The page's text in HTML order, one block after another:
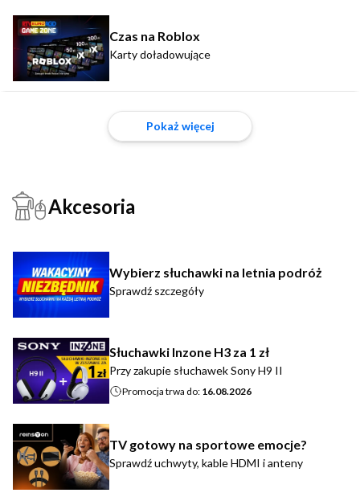
Czas na Roblox
Karty doładowujące
Pokaż więcej
Akcesoria
Wybierz słuchawki na letnia podróż
Sprawdź szczegóły
Słuchawki Inzone H3 za 1 zł
Przy zakupie słuchawek Sony H9 II
Promocja trwa do: 16.08.2026
TV gotowy na sportowe emocje?
Sprawdź uchwyty, kable HDMI i anteny